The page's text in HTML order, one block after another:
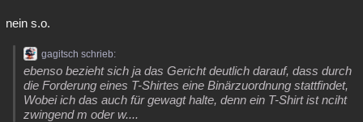
nein s.o.
gagitsch schrieb:
ebenso bezieht sich ja das Gericht deutlich darauf, dass durch
die Forderung eines T-Shirtes eine Binärzuordnung stattfindet,
Wobei ich das auch für gewagt halte, denn ein T-Shirt ist nciht
zwingend m oder w....